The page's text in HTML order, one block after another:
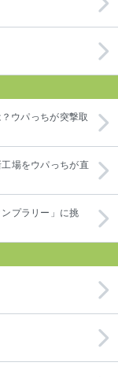
ウパっちが突撃取
場をウパっちが直
プラリー」に挑